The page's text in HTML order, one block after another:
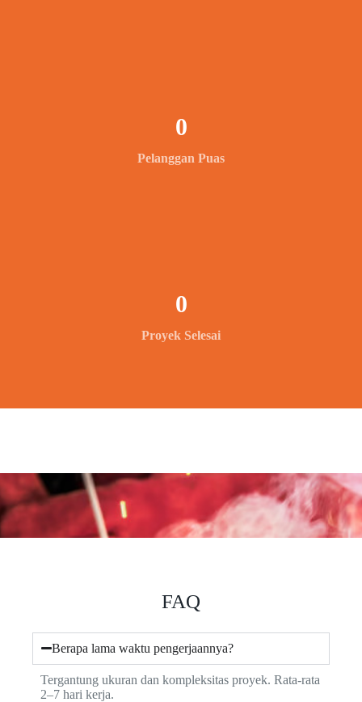
Pelanggan Puas
0
Proyek Selesai
0
FAQ
Berapa lama waktu pengerjaannya?
Tergantung ukuran dan kompleksitas proyek. Rata-rata
2–7 hari kerja.